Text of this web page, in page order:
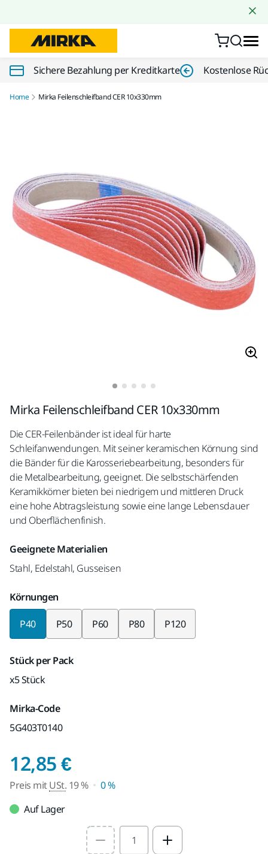
Sichere Bezahlung per Kreditkarte Kostenlose
Home Mirka Feilenschleifband CER 10x330mm
Mirka Feilenschleifband CER 10x330mm
Die CER-Feilenbänder ist ideal für harte
Schleifanwendungen. Mit seiner keramischen Körnung sind
die Bänder für die Karosseriebearbeitung, besonders für
die Metalbearbeitung, geeignet. Die selbstschärfenden
Keramikkörner bieten bei niedrigem und mittleren Druck
eine hohe Abtragsleistung sowie eine lange Lebensdauer
und Oberflächenfinish.
Geeignete Materialien
Stahl, Edelstahl, Gusseisen
Körnungen
P40 P50 P60 P80 P120
Stück per Pack
x5 Stück
Mirka-Code
5G403T0140
12,85 €Preis mit USt. 19 %
Preis mitUSt. 19 %
0 %
Auf Lager
Select quantity value